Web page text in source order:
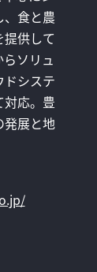
食と農
供して
ソリュ
システ
応。豊
発展と地